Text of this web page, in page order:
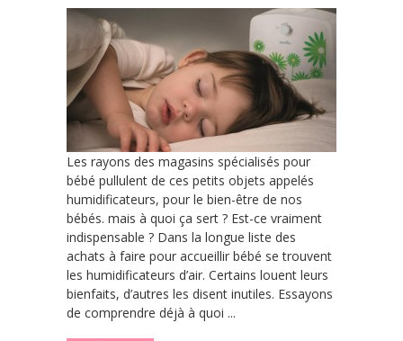
Les rayons des magasins spécialisés pour
bébé pullulent de ces petits objets appelés
humidificateurs, pour le bien-être de nos
bébés. mais à quoi ça sert ? Est-ce vraiment
indispensable ? Dans la longue liste des
achats à faire pour accueillir bébé se trouvent
les humidificateurs d’air. Certains louent leurs
bienfaits, d’autres les disent inutiles. Essayons
de comprendre déjà à quoi ...